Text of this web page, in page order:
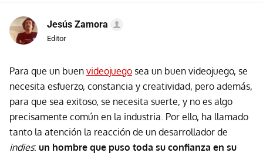
Jesús Zamora
Editor
Para que un buen videojuego sea un buen videojuego, se
necesita esfuerzo, constancia y creatividad, pero además,
para que sea exitoso, se necesita suerte, y no es algo
precisamente común en la industria. Por ello, ha llamado
tanto la atención la reacción de un desarrollador de
indies: un hombre que puso toda su confianza en su